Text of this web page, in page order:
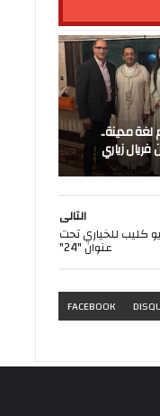
لغة مدينة..
زياري
التالى
كليب للخياري تحت
عنوان "24"
FACEBOOK